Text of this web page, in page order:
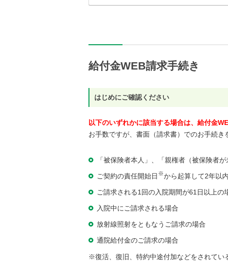
給付金WEB請求手続き
はじめにご確認ください
以下のいずれかに該当する場合は、給付金
お手数ですが、書面（請求書）でのお手続き
「被保険者本人」、「親権者（被保険者
ご契約の責任開始日 ※から起算して2年以
ご請求される1回の入院期間が61日以上の
入院中にご請求される場合
放射線照射をともなうご請求の場合
通院給付金のご請求の場合
※復活、復旧、特約中途付加などをされてい